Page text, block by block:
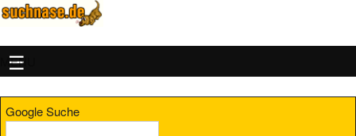
MENU
Google Suche